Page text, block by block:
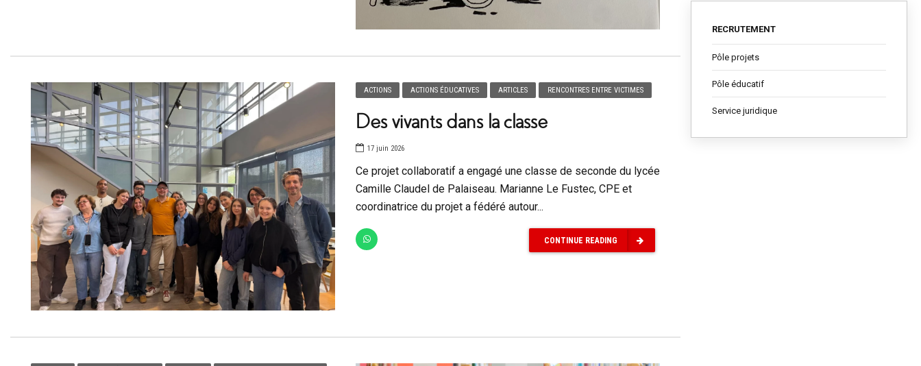
ACTIONS ACTIONS ÉDUCATIVES ARTICLES RENCONTRES ENTRE VICTIMES
Des vivants dans la classe
17 juin 2026
Ce projet collaboratif a engagé une classe de seconde du lycée
Camille Claudel de Palaiseau. Marianne Le Fustec, CPE et
coordinatrice du projet a fédéré autour...
CONTINUE READING
RECRUTEMENT
Pôle projets
Pôle éducatif
Service juridique